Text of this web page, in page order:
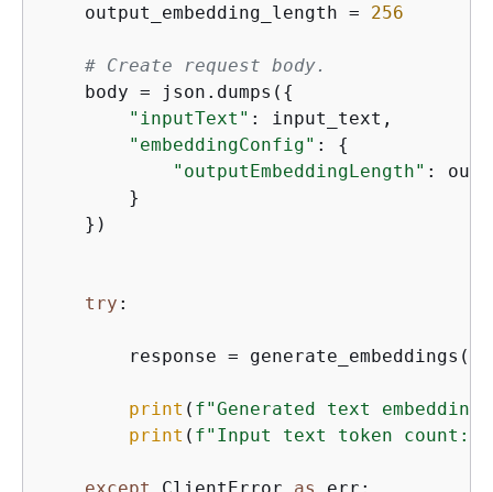
    output_embedding_length =
256
# Create request body.
    body = json.dumps(
{
"inputText" : input_text,
"embeddingConfig" : {
"outputEmbeddingLength" :
        }
    })
try :
response =
print ( f"Generated text
print ( f"Input text token count: